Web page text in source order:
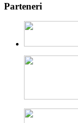
Parteneri